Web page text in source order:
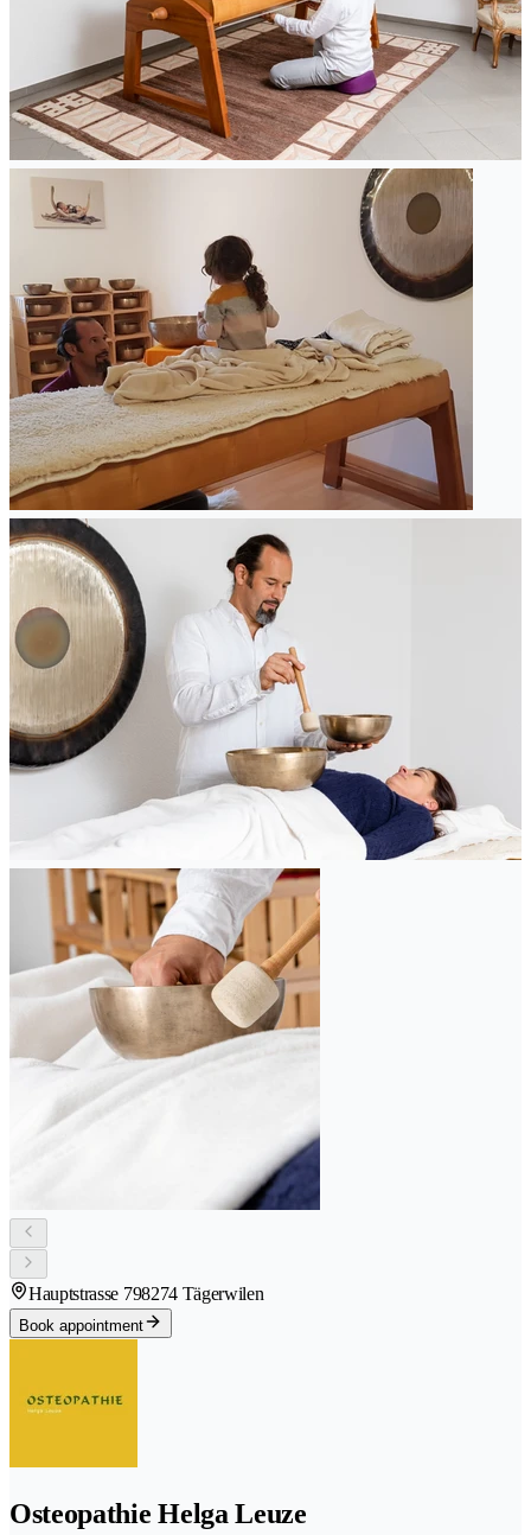
Hauptstrasse 798274 Tägerwilen
Book appointment
Osteopathie Helga Leuze